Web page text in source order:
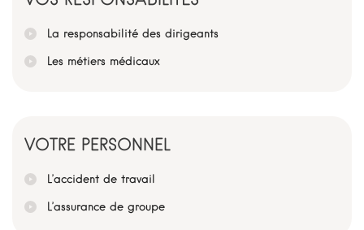
La responsabilité des dirigeants
Les métiers médicaux
VOTRE PERSONNEL
L’accident de travail
L’assurance de groupe